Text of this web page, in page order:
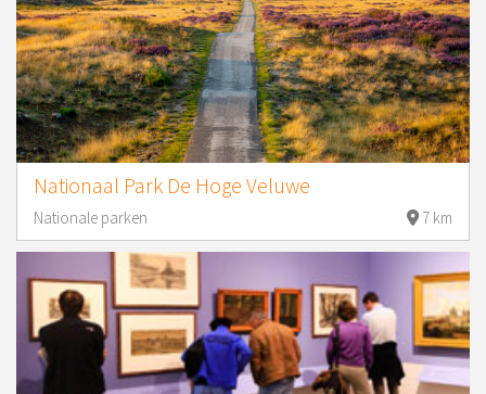
Nationaal Park De Hoge Veluwe
Nationale parken 7 km